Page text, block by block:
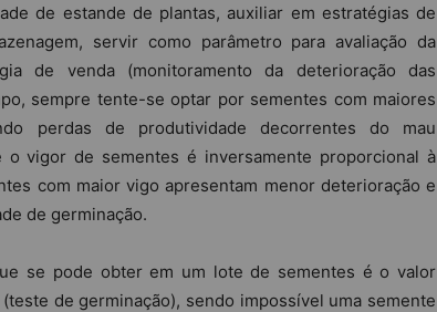
de estande de plantas, auxiliar em estratégias de
servir como parâmetro para avaliação da
de venda (monitoramento da deterioração das
sempre tente-se optar por sementes com maiores
perdas de produtividade decorrentes do mau
o vigor de sementes é inversamente proporcional à
com maior vigo apresentam menor deterioração e
de germinação.
se pode obter em um lote de sementes é o valor
de germinação), sendo impossível uma semente